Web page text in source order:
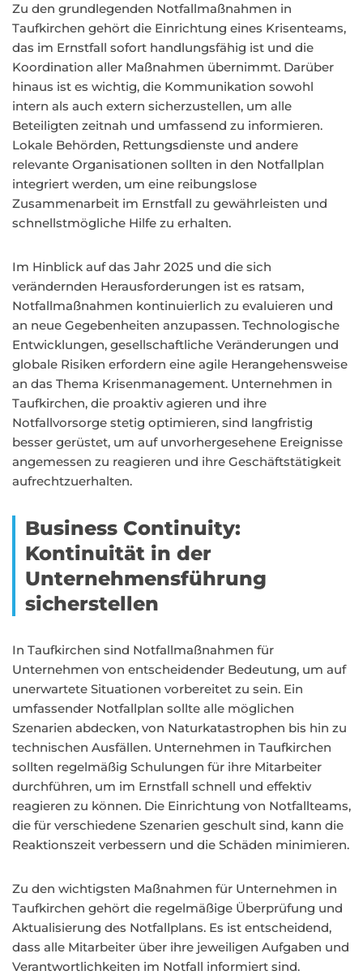
Zu den grundlegenden Notfallmaßnahmen in
Taufkirchen gehört die Einrichtung eines Krisenteams,
das im Ernstfall sofort handlungsfähig ist und die
Koordination aller Maßnahmen übernimmt. Darüber
hinaus ist es wichtig, die Kommunikation sowohl
intern als auch extern sicherzustellen, um alle
Beteiligten zeitnah und umfassend zu informieren.
Lokale Behörden, Rettungsdienste und andere
relevante Organisationen sollten in den Notfallplan
integriert werden, um eine reibungslose
Zusammenarbeit im Ernstfall zu gewährleisten und
schnellstmögliche Hilfe zu erhalten.
Im Hinblick auf das Jahr 2025 und die sich
verändernden Herausforderungen ist es ratsam,
Notfallmaßnahmen kontinuierlich zu evaluieren und
an neue Gegebenheiten anzupassen. Technologische
Entwicklungen, gesellschaftliche Veränderungen und
globale Risiken erfordern eine agile Herangehensweise
an das Thema Krisenmanagement. Unternehmen in
Taufkirchen, die proaktiv agieren und ihre
Notfallvorsorge stetig optimieren, sind langfristig
besser gerüstet, um auf unvorhergesehene Ereignisse
angemessen zu reagieren und ihre Geschäftstätigkeit
aufrechtzuerhalten.
Business Continuity:
Kontinuität in der
Unternehmensführung
sicherstellen
In Taufkirchen sind Notfallmaßnahmen für
Unternehmen von entscheidender Bedeutung, um auf
unerwartete Situationen vorbereitet zu sein. Ein
umfassender Notfallplan sollte alle möglichen
Szenarien abdecken, von Naturkatastrophen bis hin zu
technischen Ausfällen. Unternehmen in Taufkirchen
sollten regelmäßig Schulungen für ihre Mitarbeiter
durchführen, um im Ernstfall schnell und effektiv
reagieren zu können. Die Einrichtung von Notfallteams,
die für verschiedene Szenarien geschult sind, kann die
Reaktionszeit verbessern und die Schäden minimieren.
Zu den wichtigsten Maßnahmen für Unternehmen in
Taufkirchen gehört die regelmäßige Überprüfung und
Aktualisierung des Notfallplans. Es ist entscheidend,
dass alle Mitarbeiter über ihre jeweiligen Aufgaben und
Verantwortlichkeiten im Notfall informiert sind.